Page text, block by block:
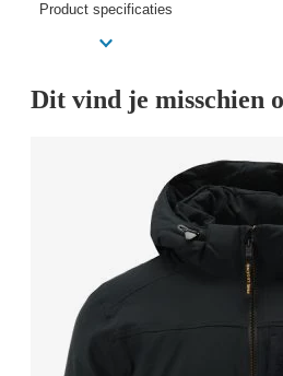
Product specificaties
Dit vind je misschien